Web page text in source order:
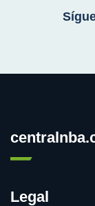
Legal